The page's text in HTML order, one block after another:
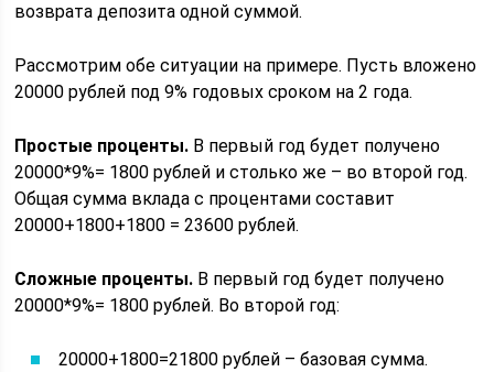
возврата депозита одной суммой.
Рассмотрим обе ситуации на примере. Пусть вложено
20000 рублей под 9% годовых сроком на 2 года.
Простые проценты. В первый год будет получено
20000*9%= 1800 рублей и столько же – во второй год.
Общая сумма вклада с процентами составит
20000+1800+1800 = 23600 рублей.
Сложные проценты. В первый год будет получено
20000*9%= 1800 рублей. Во второй год:
20000+1800=21800 рублей – базовая сумма.